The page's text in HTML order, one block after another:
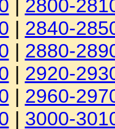
| 2800-
| 2840-
| 2880-
| 2920-
| 2960-
| 3000-